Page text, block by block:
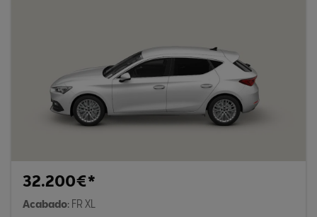
32.200€*
Acabado: FR XL